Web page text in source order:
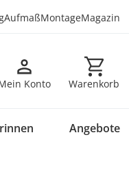
AufmaßMontageMagazin
Konto Warenkorb
Warenkorb
Angebote